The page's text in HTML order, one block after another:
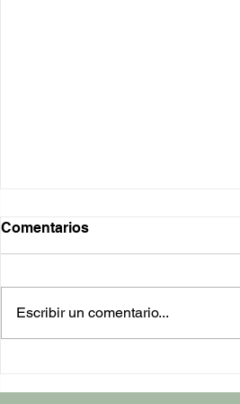
Comentarios
Escribir un comentario...